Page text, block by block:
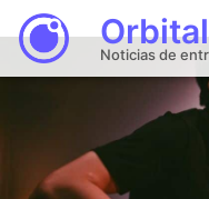
Noticias de